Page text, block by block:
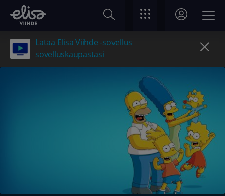
Lataa Elisa Viihde -sovellus
sovelluskaupastasi